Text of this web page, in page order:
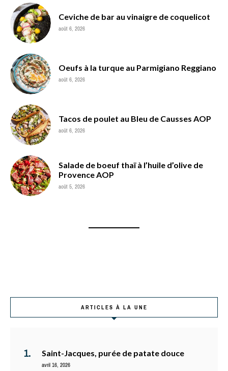
Ceviche de bar au vinaigre de coquelicot
août 6, 2026
Oeufs à la turque au Parmigiano Reggiano
août 6, 2026
Tacos de poulet au Bleu de Causses AOP
août 6, 2026
Salade de boeuf thaï à l’huile d’olive de
Provence AOP
août 5, 2026
ARTICLES À LA UNE
Saint-Jacques, purée de patate douce
avril 16, 2026